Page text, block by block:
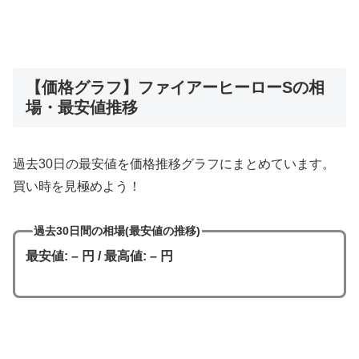
【価格グラフ】ファイアーヒーローSの相
場・最安値推移
過去30日の最安値を価格推移グラフにまとめています。
買い時を見極めよう！
過去30日間の相場(最安値の推移)
最安値: – 円 / 最高値: – 円